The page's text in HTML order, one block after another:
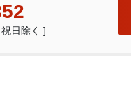
日除く ]